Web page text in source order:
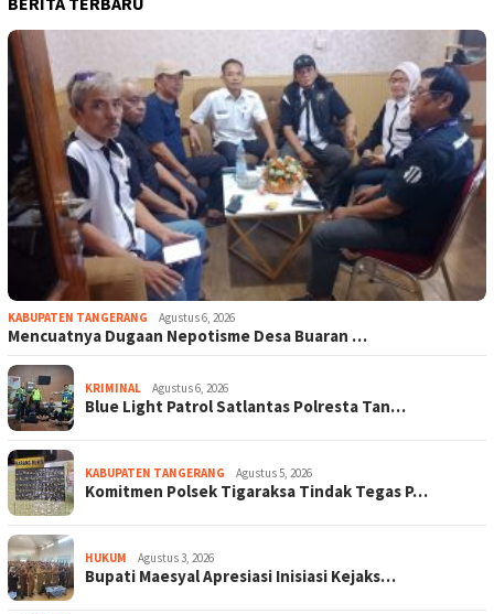
KABUPATEN TANGERANG Agustus 6, 2026
Mencuatnya Dugaan Nepotisme Desa Buaran …
KRIMINAL Agustus 6, 2026
Blue Light Patrol Satlantas Polresta Tan…
KABUPATEN TANGERANG Agustus 5, 2026
Komitmen Polsek Tigaraksa Tindak Tegas P…
HUKUM Agustus 3, 2026
Bupati Maesyal Apresiasi Inisiasi Kejaks…